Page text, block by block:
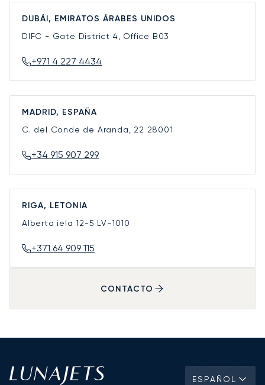
DUBÁI, EMIRATOS ÁRABES UNIDOS
DIFC - Gate District 4, Office B03
+971 4 227 4434
MADRID, ESPAÑA
C. del Conde de Aranda, 22 28001
+34 915 907 299
RIGA, LETONIA
Alberta iela 12-5 LV-1010
+371 64 909 115
CONTACTO
ESPAÑOL